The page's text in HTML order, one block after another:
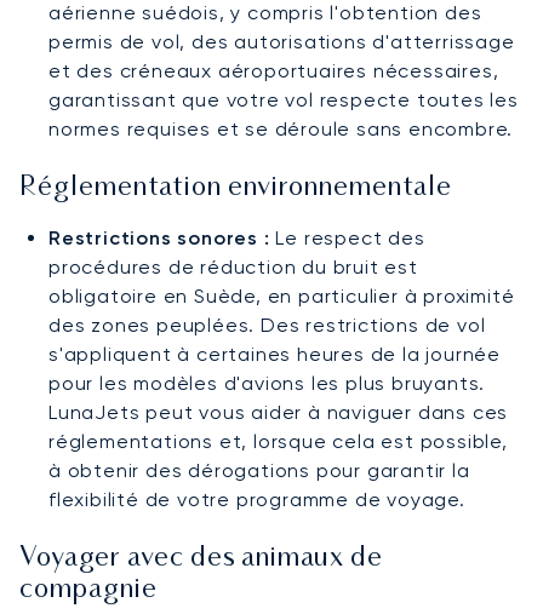
aérienne suédois, y compris l'obtention des
permis de vol, des autorisations d'atterrissage
et des créneaux aéroportuaires nécessaires,
garantissant que votre vol respecte toutes les
normes requises et se déroule sans encombre.
Réglementation environnementale
Restrictions sonores : Le respect des
procédures de réduction du bruit est
obligatoire en Suède, en particulier à proximité
des zones peuplées. Des restrictions de vol
s'appliquent à certaines heures de la journée
pour les modèles d'avions les plus bruyants.
LunaJets peut vous aider à naviguer dans ces
réglementations et, lorsque cela est possible,
à obtenir des dérogations pour garantir la
flexibilité de votre programme de voyage.
Voyager avec des animaux de
compagnie